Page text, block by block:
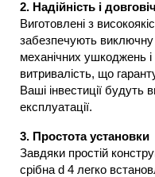
2. Надійність і
Виготовлені з
забезпечують виключну
механічних ушкоджень
витривалість, що
Ваші інвестиції будуть
експлуатації.
3. Простота установки
Завдяки простій
срібна d 4 легко